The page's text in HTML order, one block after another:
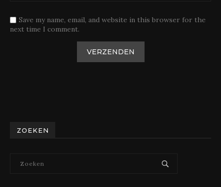
Save my name, email, and website in this browser for the
next time I comment.
ZOEKEN